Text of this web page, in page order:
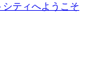
ティへようこそ